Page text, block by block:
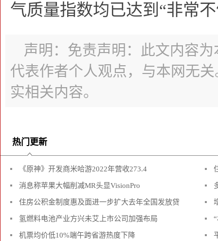
气质量指数均已达到“非常
声明：免责声明：此文内容
代表作者个人观点，与本网无
实相关内容。
热门更新
《原神》开发商米哈游2022年营收273.4
消息称苹果大幅削减MR头显VisionPro
住房公积金制度惠及面进一步扩大去年全国发放贷
氢燃料电池产业方兴未艾上市公司加强布局
机票均价低10%端午跨省游热度下降